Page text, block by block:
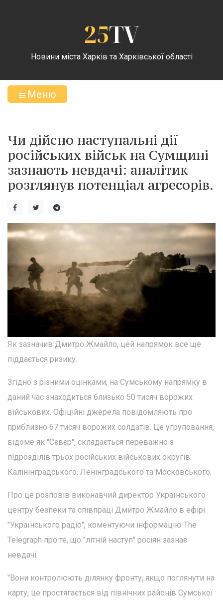
25TV
Новини міста Харків та Харківської області
Меню
Чи дійсно наступальні дії
російських військ на Сумщині
зазнають невдачі: аналітик
розглянув потенціал агресорів.
Як зазначив Дмитро Жмайло, цей напрямок все ще
піддається ризику.
Згідно з різними оцінками, на Сумському напрямку в
даний час знаходиться близько 50 тисяч ворожих
військових. Офіційні джерела повідомляють про
приблизно 67 тисяч ворожих солдатів. Це угруповання,
відоме як "Сєвєр", складається переважно з
підрозділів трьох російських військових округів:
Калінінградського, Ленінградського та Московського.
Про це розповів виконавчий директор Українського
центру безпеки та співпраці Дмитро Жмайло в ефірі
"Українського радіо", коментуючи інформацію The
Telegraph про те, що "літній наступ" росіян зазнає
невдачі.
"Вони контролюють ділянку фронту, якщо поглянути на
карту, це простягається від північних районів Сумської